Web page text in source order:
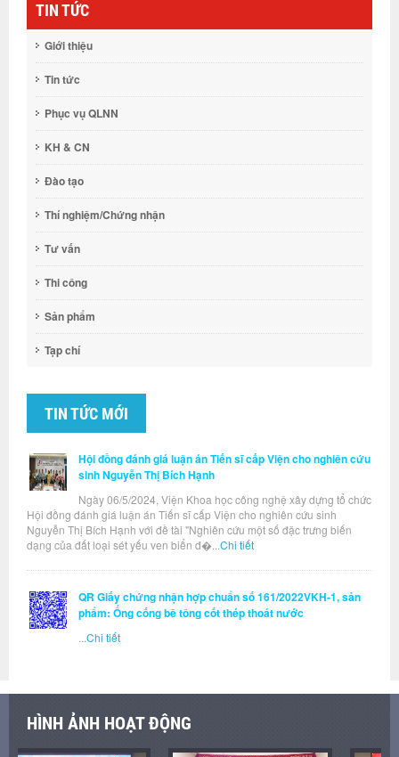
TIN TỨC
Giới thiệu
Tin tức
Phục vụ QLNN
KH & CN
Đào tạo
Thí nghiệm/Chứng nhận
Tư vấn
Thi công
Sản phẩm
Tạp chí
TIN TỨC MỚI
Hội đồng đánh giá luận án Tiến sĩ cấp Viện cho nghiên cứu
sinh Nguyễn Thị Bích Hạnh
Ngày 06/5/2024, Viện Khoa học công nghệ xây dựng tổ chức
Hội đồng đánh giá luận án Tiến sĩ cấp Viện cho nghiên cứu sinh
Nguyễn Thị Bích Hạnh với đề tài "Nghiên cứu một số đặc trưng biến
dạng của đất loại sét yếu ven biển đ�... Chi tiết
QR Giấy chứng nhận hợp chuẩn số 161/2022VKH-1, sản
phẩm: Ống cống bê tông cốt thép thoát nước
Chi tiết
HÌNH ẢNH HOẠT ĐỘNG